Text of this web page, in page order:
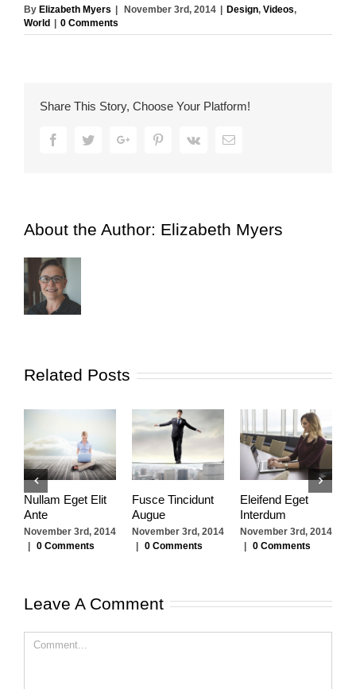
By Elizabeth Myers November 3rd, 2014 Design, Videos,
World
0 Comments
Share This Story, Choose Your Platform!
FacebookTwitterGoogle+ PinterestVk Email
About the Author: Elizabeth Myers
Related Posts
Nullam Eget Elit
Ante
November 3rd, 2014
| 0 Comments
Fusce Tincidunt
Augue
November 3rd, 2014
| 0 Comments
Eleifend Eget
Interdum
November 3rd, 2014
| 0 Comments
Leave A Comment
Comment